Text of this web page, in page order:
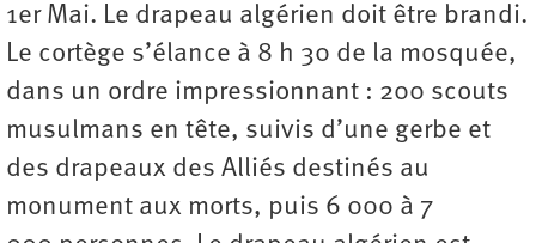
1er Mai. Le drapeau algérien doit être brandi.
Le cortège s’élance à 8 h 30 de la mosquée,
dans un ordre impressionnant : 200 scouts
musulmans en tête, suivis d’une gerbe et
des drapeaux des Alliés destinés au
monument aux morts, puis 6 000 à 7